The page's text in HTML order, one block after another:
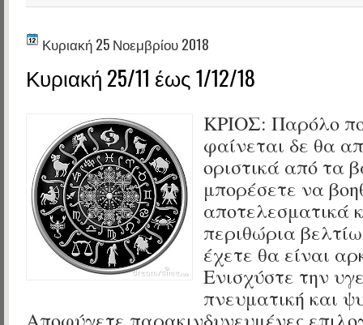
Κυριακή 25 Νοεμβρίου 2018
Κυριακή 25/11 έως 1/12/18
ΚΡΙΟΣ: Παρόλο
φαίνεται δε θα
οριστικά από τα
μπορέσετε να
αποτελεσματικά
περιθώρια
έχετε θα είναι
Ενισχύστε την
πνευματική και